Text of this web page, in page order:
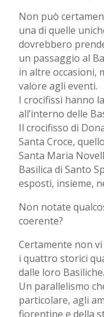
Non può
una di quelle
dovrebbero
un passaggio al
in altre occasioni,
valore agli eventi.
I crocifissi hanno
all’interno delle
Il crocifisso di
Santa Croce,
Santa Maria
Basilica di Santo
esposti, insieme,
Non notate
coerente?
Certamente non
i quattro storici
dalle loro Basiliche.
Un parallelismo
particolare, agli
fiorentine e della